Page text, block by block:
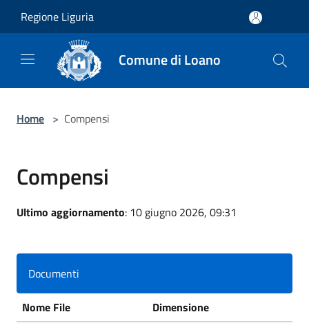
Regione Liguria
Comune di Loano
Home > Compensi
Compensi
Ultimo aggiornamento: 10 giugno 2026, 09:31
Documenti
Nome File
Dimensione